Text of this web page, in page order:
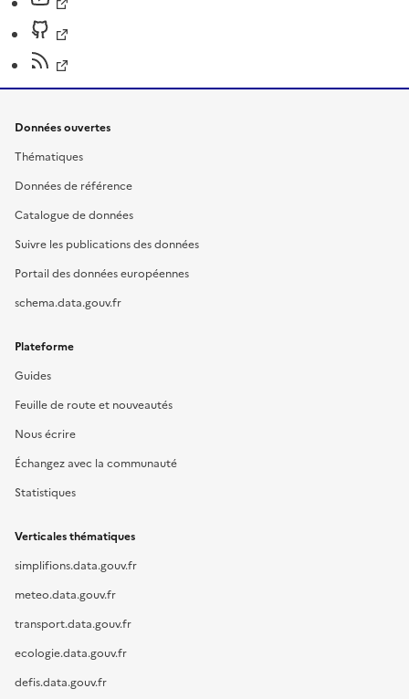
Données ouvertes
Thématiques
Données de référence
Catalogue de données
Suivre les publications des données
Portail des données européennes
schema.data.gouv.fr
Plateforme
Guides
Feuille de route et nouveautés
Nous écrire
Échangez avec la communauté
Statistiques
Verticales thématiques
simplifions.data.gouv.fr
meteo.data.gouv.fr
transport.data.gouv.fr
ecologie.data.gouv.fr
defis.data.gouv.fr